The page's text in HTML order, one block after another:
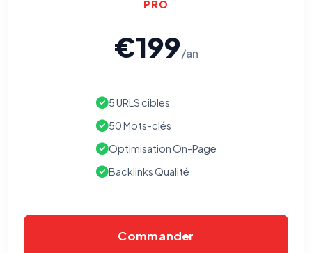
PRO
€199/an
5 URLS cibles
50 Mots-clés
Optimisation On-Page
Backlinks Qualité
Commander